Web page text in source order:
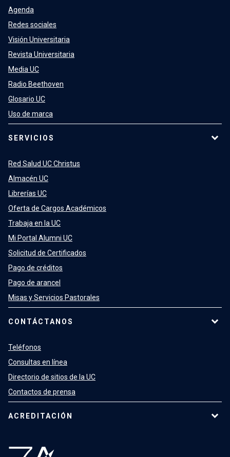
Agenda
Redes sociales
Visión Universitaria
Revista Universitaria
Media UC
Radio Beethoven
Glosario UC
Uso de marca
SERVICIOS
Red Salud UC Christus
Almacén UC
Librerías UC
Oferta de Cargos Académicos
Trabaja en la UC
Mi Portal Alumni UC
Solicitud de Certificados
Pago de créditos
Pago de arancel
Misas y Servicios Pastorales
CONTÁCTANOS
Teléfonos
Consultas en línea
Directorio de sitios de la UC
Contactos de prensa
ACREDITACIÓN